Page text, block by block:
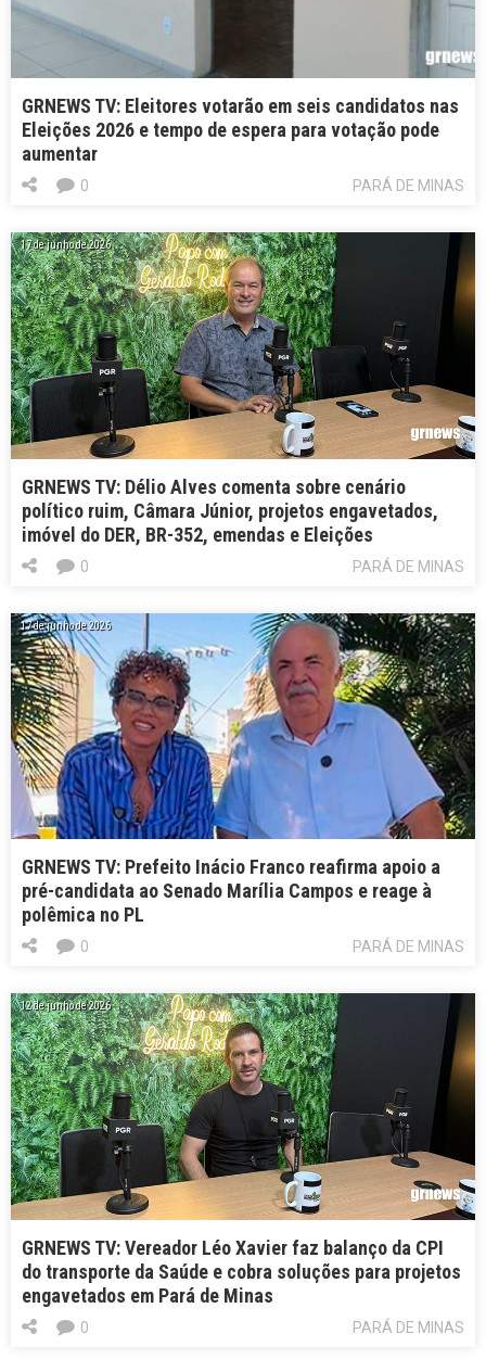
GRNEWS TV: Eleitores votarão em seis candidatos nas
Eleições 2026 e tempo de espera para votação pode
aumentar
PARÁ DE MINAS
0
17 de junho de 2026
GRNEWS TV: Délio Alves comenta sobre cenário
político ruim, Câmara Júnior, projetos engavetados,
imóvel do DER, BR-352, emendas e Eleições
PARÁ DE MINAS
0
17 de junho de 2026
GRNEWS TV: Prefeito Inácio Franco reafirma apoio a
pré-candidata ao Senado Marília Campos e reage à
polêmica no PL
PARÁ DE MINAS
0
12 de junho de 2026
GRNEWS TV: Vereador Léo Xavier faz balanço da CPI
do transporte da Saúde e cobra soluções para projetos
engavetados em Pará de Minas
PARÁ DE MINAS
0